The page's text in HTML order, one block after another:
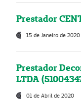
Prestador
15 de Janeiro de 2020
Prestador
LTDA
01 de Abril de 2020